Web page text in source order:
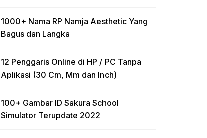
1000+ Nama RP Namja Aesthetic Yang
Bagus dan Langka
12 Penggaris Online di HP / PC Tanpa
Aplikasi (30 Cm, Mm dan Inch)
100+ Gambar ID Sakura School
Simulator Terupdate 2022